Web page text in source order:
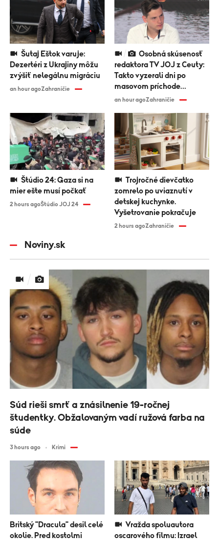
Dezertéri z Ukrajiny môžu
zvýšiť nelegálnu migráciu
an hour agoZahraničie
redaktora TV JOJ z Ceuty:
Takto vyzerali dni po
masovom príchode
migrantov
an hour agoZahraničie
mier ešte musí počkať
2 hours agoŠtúdio JOJ 24
zomrelo po uviaznutí v
detskej kuchynke.
Vyšetrovanie pokračuje
2 hours agoZahraničie
Noviny.sk
Britský "Dracula" desil celé
okolie. Pred kostolmi
oscarového filmu: Izrael
Súd rieši smrť a znásilnenie 19-ročnej
študentky. Obžalovaným vadí ružová farba na
súde
3 hours ago Krimi